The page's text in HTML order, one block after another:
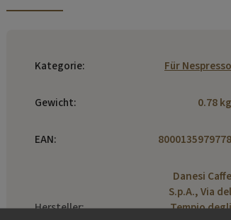
Kategorie: Für Nespresso
Gewicht: 0.78 kg
EAN: 8000135979778
Hersteller:
Danesi Caffe
S.p.A., Via del
Tempio degli